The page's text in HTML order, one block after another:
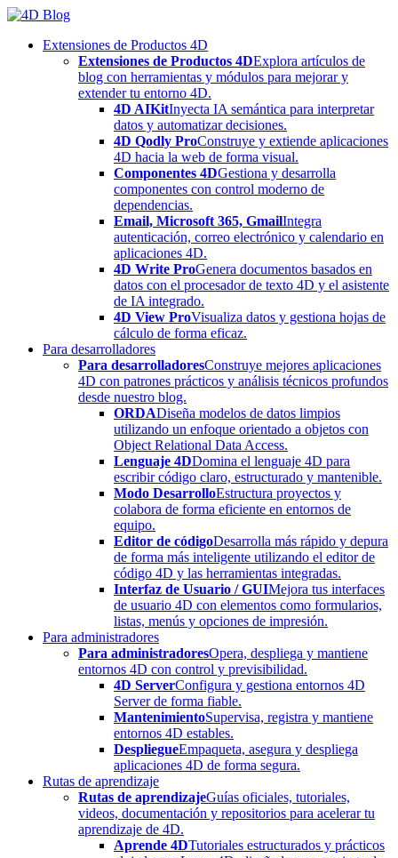
Skip
contentExtensiones de Productos 4D
Extensiones de Productos 4DExplora artículos de
blog con herramientas y módulos para mejorar y
extender tu entorno 4D.
4D AIKitInyecta IA semántica para interpretar
datos y automatizar decisiones.
4D Qodly ProConstruye y extiende aplicaciones
4D hacia la web de forma visual.
Componentes 4DGestiona y desarrolla
componentes con control moderno de
dependencias.
Email, Microsoft 365, GmailIntegra
autenticación, correo electrónico y calendario en
aplicaciones 4D.
4D Write ProGenera documentos basados en
datos con el procesador de texto 4D y el asistente
de IA integrado.
4D View ProVisualiza datos y gestiona hojas de
cálculo de forma eficaz.
Para desarrolladores
Para desarrolladoresConstruye mejores aplicaciones
4D con patrones prácticos y análisis técnicos profundos
desde nuestro blog.
ORDADiseña modelos de datos limpios
utilizando un enfoque orientado a objetos con
Object Relational Data Access.
Lenguaje 4DDomina el lenguaje 4D para
escribir código claro, estructurado y mantenible.
Modo DesarrolloEstructura proyectos y
colabora de forma eficiente en entornos de
equipo.
Editor de códigoDesarrolla más rápido y depura
de forma más inteligente utilizando el editor de
código 4D y las herramientas integradas.
Interfaz de Usuario / GUIMejora tus interfaces
de usuario 4D con elementos como formularios,
listas, menús y opciones de impresión.
Para administradores
Para administradoresOpera, despliega y mantiene
entornos 4D con control y previsibilidad.
4D ServerConfigura y gestiona entornos 4D
Server de forma fiable.
MantenimientoSupervisa, registra y mantiene
entornos 4D estables.
DespliegueEmpaqueta, asegura y despliega
aplicaciones 4D de forma segura.
Rutas de aprendizaje
Rutas de aprendizajeGuías oficiales, tutoriales,
videos, documentación y repositorios para acelerar tu
aprendizaje de 4D.
Aprende 4DTutoriales estructurados y prácticos